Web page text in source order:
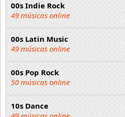
00s Indie Rock
49 músicas online
00s Latin Music
49 músicas online
00s Pop Rock
50 músicas online
10s Dance